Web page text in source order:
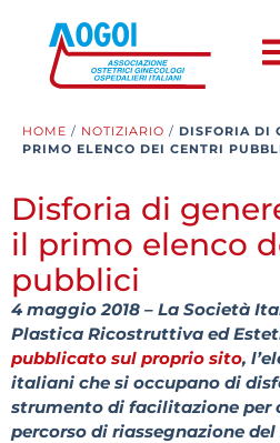
HOME / NOTIZIARIO / DISFORIA DI
PRIMO ELENCO DEI CENTRI
Disforia di
il primo elenco
pubblici
4 maggio 2018 – La Società
Plastica Ricostruttiva ed
pubblicato sul proprio sito,
italiani che si occupano di
strumento di facilitazione per
percorso di riassegnazione del